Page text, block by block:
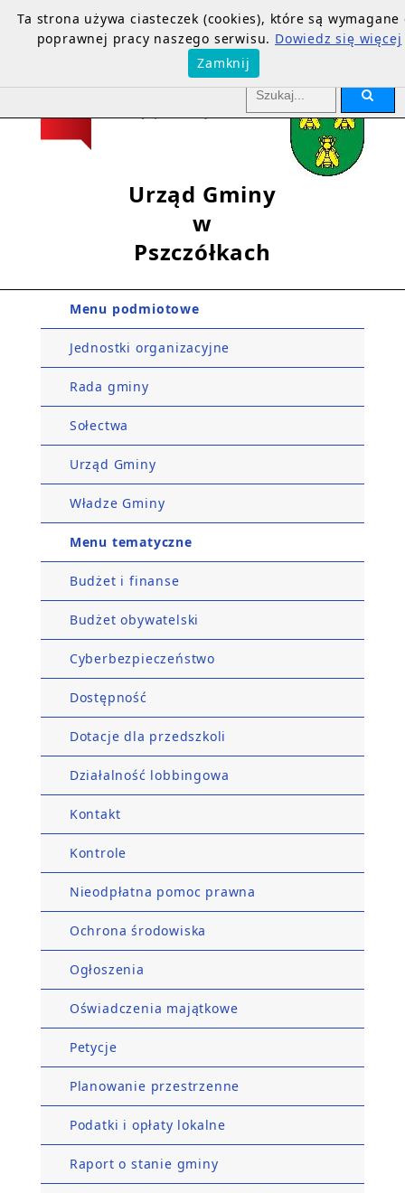
Urząd Gminy
w
Pszczółkach
Menu podmiotowe
Jednostki organizacyjne
Rada gminy
Sołectwa
Urząd Gminy
Władze Gminy
Menu tematyczne
Budżet i finanse
Budżet obywatelski
Cyberbezpieczeństwo
Dostępność
Dotacje dla przedszkoli
Działalność lobbingowa
Kontakt
Kontrole
Nieodpłatna pomoc prawna
Ochrona środowiska
Ogłoszenia
Oświadczenia majątkowe
Petycje
Planowanie przestrzenne
Podatki i opłaty lokalne
Raport o stanie gminy
Ta strona używa ciasteczek (cookies), które są wymagane
poprawnej pracy naszego serwisu. Dowiedz się więcej
Zamknij